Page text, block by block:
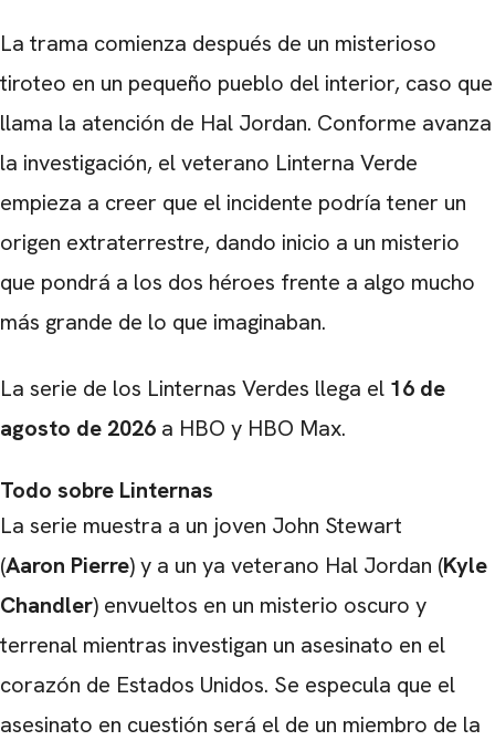
La trama comienza después de un misterioso
tiroteo en un pequeño pueblo del interior, caso que
llama la atención de Hal Jordan. Conforme avanza
la investigación, el veterano Linterna Verde
empieza a creer que el incidente podría tener un
origen extraterrestre, dando inicio a un misterio
que pondrá a los dos héroes frente a algo mucho
más grande de lo que imaginaban.
La serie de los Linternas Verdes llega el 16 de
agosto de 2026 a HBO y HBO Max.
Todo sobre Linternas
La serie muestra a un joven John Stewart
(Aaron Pierre) y a un ya veterano Hal Jordan (Kyle
Chandler) envueltos en un misterio oscuro y
terrenal mientras investigan un asesinato en el
corazón de Estados Unidos. Se especula que el
asesinato en cuestión será el de un miembro de la
CARREGANDO PUBLICIDADE